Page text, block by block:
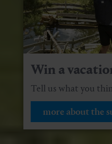
Win a
Tell us what you
more about the